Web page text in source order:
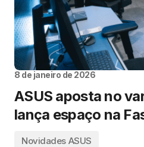
8 de janeiro de 2026
ASUS aposta no
lança espaço na
Novidades ASUS